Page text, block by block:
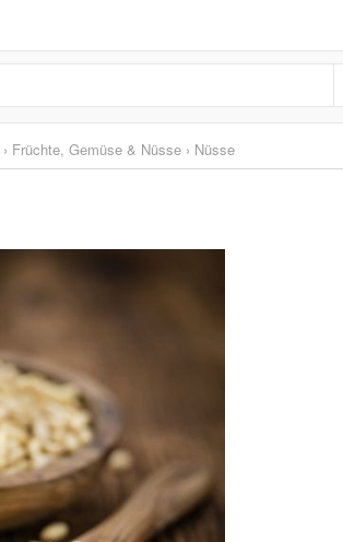
› Früchte, Gemüse & Nüsse › Nüsse